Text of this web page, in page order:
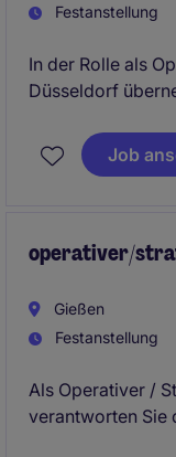
Festanstellung
In der Rolle als
Düsseldorf
Prozesse
Job
operativer/
Gießen
Festanstellung
Als Operativer /
verantworten Sie